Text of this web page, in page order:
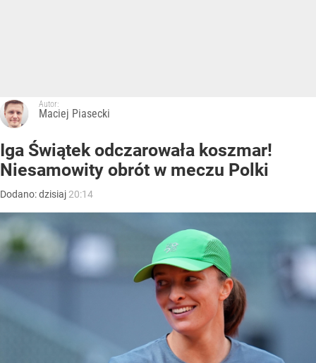
Autor:
Maciej Piasecki
Iga Świątek odczarowała koszmar!
Niesamowity obrót w meczu Polki
Dodano:dzisiaj 20:14